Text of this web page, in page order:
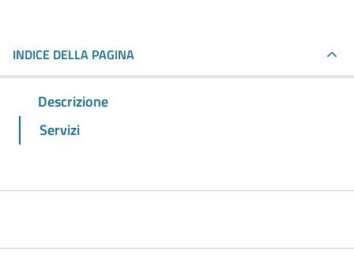
INDICE DELLA PAGINA
Descrizione
Servizi